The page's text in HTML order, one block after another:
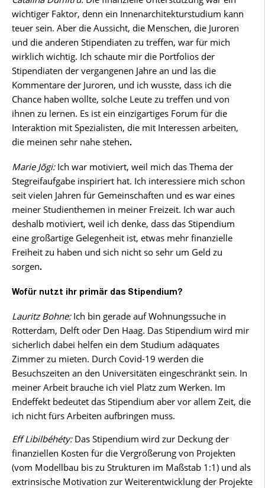
wichtiger Faktor, denn ein Innenarchitekturstudium kann
teuer sein. Aber die Aussicht, die Menschen, die Juroren
und die anderen Stipendiaten zu treffen, war für mich
wirklich wichtig. Ich schaute mir die Portfolios der
Stipendiaten der vergangenen Jahre an und las die
Kommentare der Juroren, und ich wusste, dass ich die
Chance haben wollte, solche Leute zu treffen und von
ihnen zu lernen. Es ist ein einzigartiges Forum für die
Interaktion mit Spezialisten, die mit Interessen arbeiten,
die meinen sehr nahe stehen.
Marie Jõgi:Ich war motiviert, weil mich das Thema der
Stegreifaufgabe inspiriert hat. Ich interessiere mich schon
seit vielen Jahren für Gemeinschaften und es war eines
meiner Studienthemen in meiner Freizeit. Ich war auch
deshalb motiviert, weil ich denke, dass das Stipendium
eine großartige Gelegenheit ist, etwas mehr finanzielle
Freiheit zu haben und sich nicht so sehr um Geld zu
sorgen.
Wofür nutzt ihr primär das Stipendium?
Lauritz Bohne:Ich bin gerade auf Wohnungssuche in
Rotterdam, Delft oder Den Haag. Das Stipendium wird mir
sicherlich dabei helfen ein dem Studium adäquates
Zimmer zu mieten. Durch Covid-19 werden die
Besuchszeiten an den Universitäten eingeschränkt sein. In
meiner Arbeit brauche ich viel Platz zum Werken. Im
Endeffekt bedeutet das Stipendium aber vor allem Zeit, die
ich nicht fürs Arbeiten aufbringen muss.
Eff Libilbéhéty:Das Stipendium wird zur Deckung der
finanziellen Kosten für die Vergrößerung von Projekten
(vom Modellbau bis zu Strukturen im Maßstab 1:1) und als
extrinsische Motivation zur Weiterentwicklung der Projekte